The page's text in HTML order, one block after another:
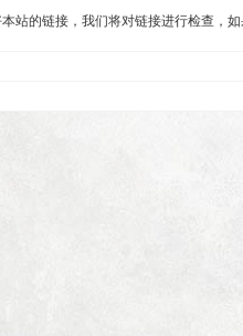
站的链接，我们将对链接进行检查，